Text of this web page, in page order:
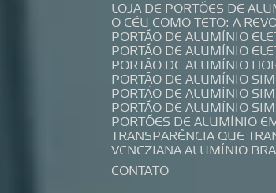
LOJA DE PORTÕES DE
O CÉU COMO TETO: A
PORTÃO DE ALUMÍNIO
PORTÃO DE ALUMÍNIO
PORTÃO DE ALUMÍNIO
PORTÃO DE ALUMÍNIO
PORTÃO DE ALUMÍNIO
PORTÃO DE ALUMÍNIO
PORTÕES DE ALUMÍNIO
TRANSPARÊNCIA QUE
VENEZIANA ALUMÍNIO
CONTATO